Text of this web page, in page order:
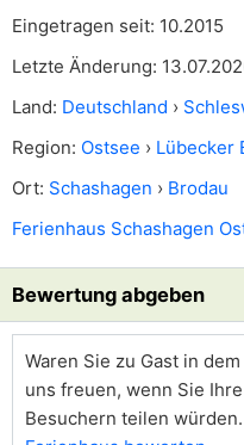
Eingetragen seit: 10.2015
Letzte Änderung:
Land: Deutschland ›
Region: Ostsee › Lübecker
Ort: Schashagen › Brodau
Ferienhaus Schashagen
Bewertung abgeben
Waren Sie zu Gast in
uns freuen, wenn Sie
Besuchern teilen würden.